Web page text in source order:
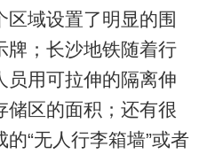
区域设置了明显的围
牌；长沙地铁随着行
员用可拉伸的隔离伸
储区的面积；还有很
“无人行李箱墙”或者